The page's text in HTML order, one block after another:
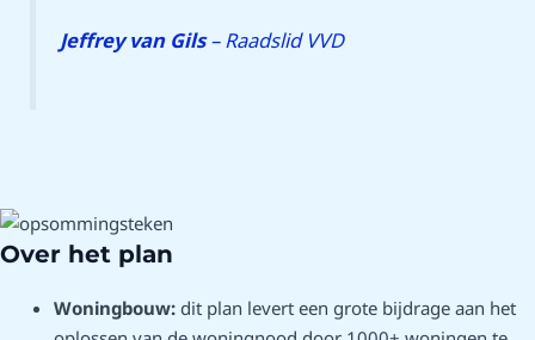
Jeffrey van Gils– Raadslid VVD
Over het plan
Woningbouw: dit plan levert een grote bijdrage aan het